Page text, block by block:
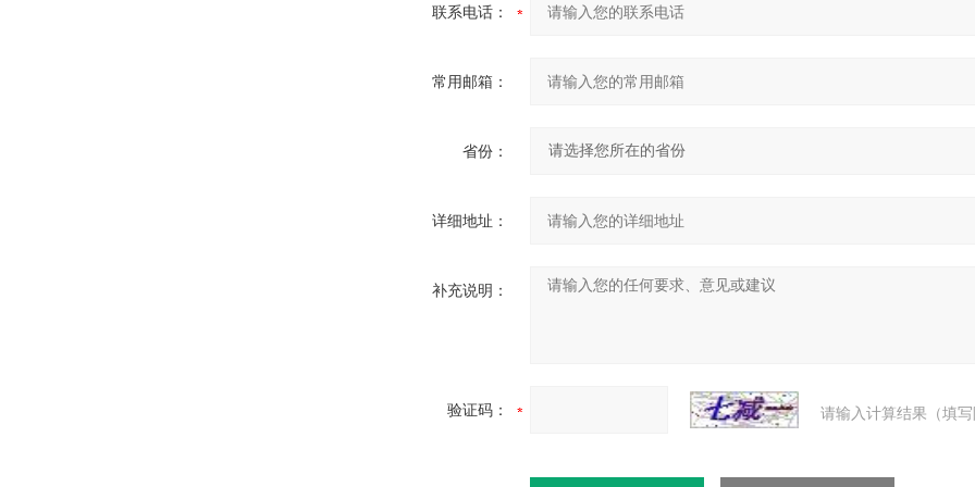
联系电话：
常用邮箱：
省份：
详细地址：
补充说明：
验证码： 请输入计算结果（填